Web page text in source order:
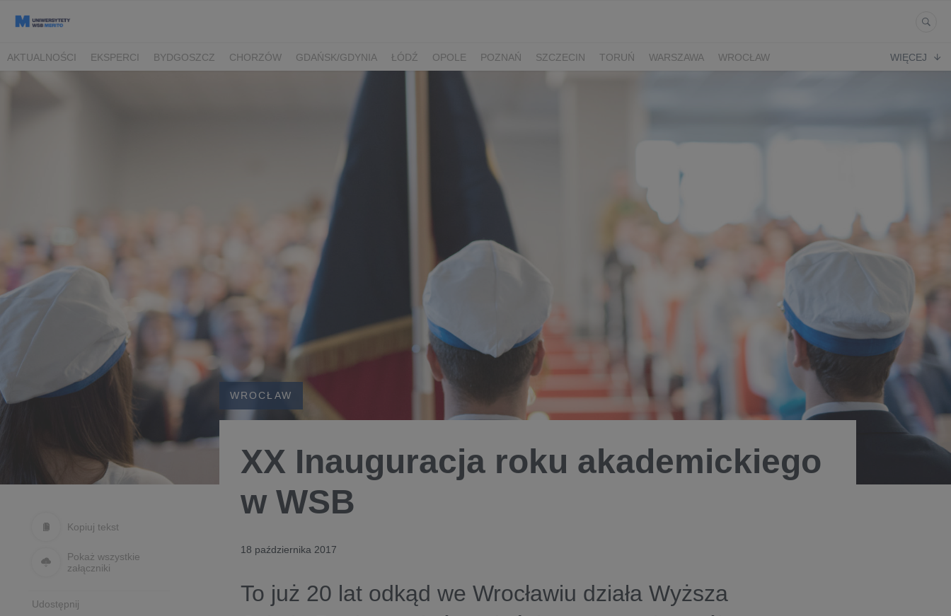
AKTUALNOŚCI EKSPERCI BYDGOSZCZ CHORZÓW GDAŃSK/GDYNIA ŁÓDŹ OPOLE POZNAŃ SZCZECIN TORUŃ WARSZAWA
WROCŁAW
WIĘCEJ
Kopiuj tekst
Pokaż wszystkie
załączniki
Udostępnij
WROCŁAW
XX Inauguracja roku akademickiego
w WSB
18 października 2017
To już 20 lat odkąd we Wrocławiu działa Wyższa